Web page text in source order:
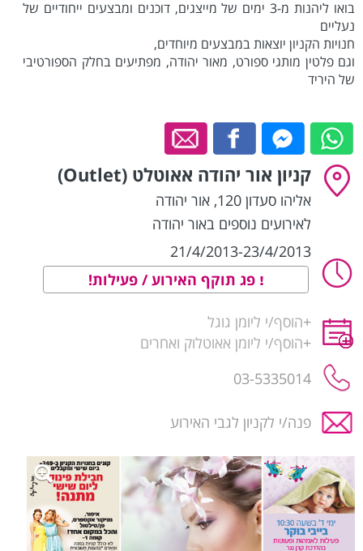
בואו ליהנות מ-3 ימים של מייצגים, דוכנים ומבצעים ייחודיים של
נעליים
חנויות הקניון יוצאות במבצעים מיוחדים,
וגם פלטין מותגי ספורט, מאור יהודה, מפתיעים בחלק הספורטיבי
של היריד
קניון אור יהודה אאוטלט (Outlet)
אליהו סעדון 120 , אור יהודה
לאירועים נוספים באור יהודה
21/4/2013-23/4/2013
פג תוקף האירוע / פעילות!
+הוסף/י ליומן גוגל
+הוסף/י ליומן אאוטלוק ואחרים
03-5335014
פנה/י לקניון לגבי האירוע